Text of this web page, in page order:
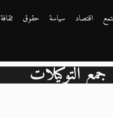
اقتصاد سياسة حقوق
ثقافة
جمع التوكيلات